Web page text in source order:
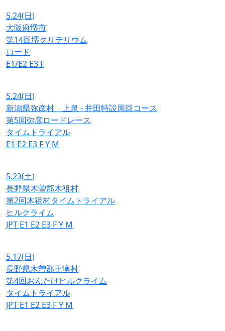
5.24(日)
大阪府堺市
第14回堺クリテリウム
ロード
E1/E2 E3 F
5.24(日)
新潟県弥彦村 上泉 - 井田特設周回コース
第5回弥彦ロードレース
タイムトライアル
E1 E2 E3 FY M
5.23(土)
長野県木曽郡木祖村
第2回木祖村タイムトライアル
ヒルクライム
JPT E1 E2 E3 FY M
5.17(日)
長野県木曽郡王滝村
第4回おんたけヒルクライム
タイムトライアル
JPT E1 E2 E3 FY M